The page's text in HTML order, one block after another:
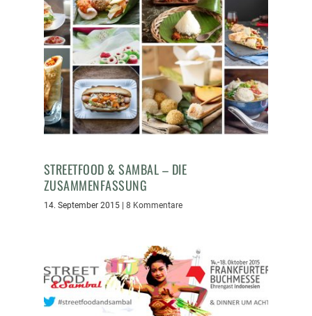
STREETFOOD & SAMBAL – DIE
ZUSAMMENFASSUNG
14. September 2015| 8 Kommentare